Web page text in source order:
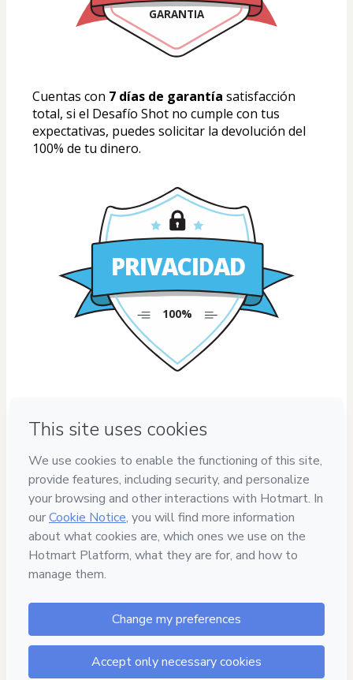
GARANTIA
Cuentas con 7 días de garantía satisfacción
total, si el Desafío Shot no cumple con tus
expectativas, puedes solicitar la devolución del
100% de tu dinero.
PRIVACIDAD
100%
de información, lo cual quiere decir que tus
© 2022 – DESAFÍO SHOT | Términos y
Condiciones de Uso | Política de